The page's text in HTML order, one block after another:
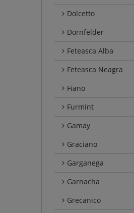
Dolcetto
Dornfelder
Feteasca Alba
Feteasca Neagra
Fiano
Furmint
Gamay
Graciano
Garganega
Garnacha
Grecanico